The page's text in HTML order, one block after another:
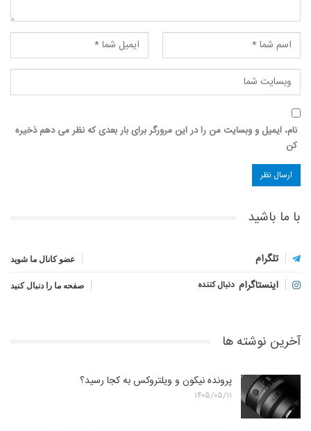
نام، ایمیل و وبسایت من را در این مرورگر برای بار بعدی که نظر می دهم ذخیره
کن
با ما باشید
تلگرام عضو کانال ما شوید
اینستاگرام دنبال کننده صفحه ما را دنبال کنید
آخرین نوشته ها
پرونده نیکون و ویلتروکس به کجا رسید؟
۱۴۰۵/۰۵/۱۱